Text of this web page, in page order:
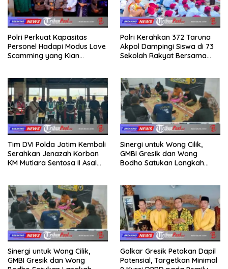
Polri Perkuat Kapasitas
Personel Hadapi Modus Love
Scamming yang Kian
Polri Kerahkan 372 Taruna
Akpol Dampingi Siswa di 73
Sekolah Rakyat Bersama
Tim DVI Polda Jatim Kembali
Serahkan Jenazah Korban
KM Mutiara Sentosa II Asal
Sinergi untuk Wong Cilik,
GMBI Gresik dan Wong
Bodho Satukan Langkah
Sinergi untuk Wong Cilik,
GMBI Gresik dan Wong
Golkar Gresik Petakan Dapil
Potensial, Targetkan Minimal